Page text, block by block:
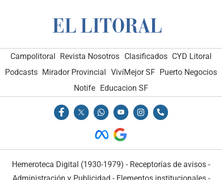
Campolitoral Revista Nosotros Clasificados CYD Litoral
Podcasts Mirador Provincial VivíMejor SF Puerto Negocios
Notife
Educacion SF
Hemeroteca Digital (1930-1979) - Receptorías de avisos -